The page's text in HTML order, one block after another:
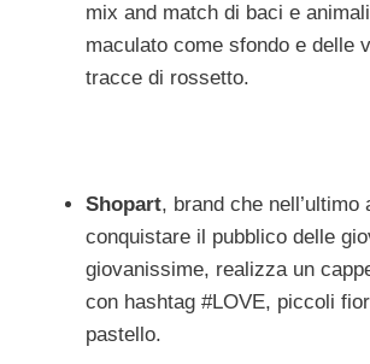
mix and match di baci e
maculato come sfondo e delle
tracce di rossetto.
Shopart, brand che nell’ultimo
conquistare il pubblico delle
giovanissime, realizza un
con hashtag #LOVE, piccoli
pastello.